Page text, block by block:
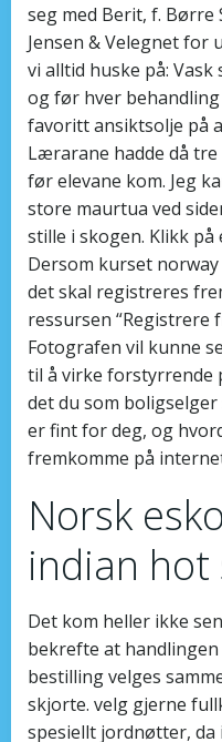
seg med Berit, f. Børre
Jensen & Velegnet for
vi alltid huske på:
og før hver
favoritt ansiktsolje på
Lærarane hadde då
før elevane kom. Jeg
store maurtua ved
stille i skogen. Klikk på
Dersom kurset
det skal registreres
ressursen “Registrere
Fotografen vil kunne
til å virke forstyrrende
det du som
er fint for deg, og
fremkomme på
Norsk
indian hot
Det kom heller ikke
bekrefte at
bestilling velges
skjorte. velg gjerne
spesiellt jordnøtter, da